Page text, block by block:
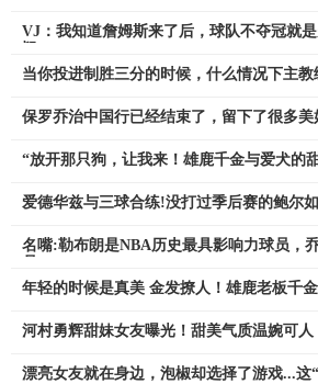
VJ：我知道詹姆斯来了后，球队不夺冠就
当你投进制胜三分的时候，什么情况下主
保罗乔治中国行已经结束了，留下了很多美
“放开那只狗，让我来！雄鹿千金与爱犬的
爱德华兹与三球合练!没打过季后赛的鲍尔
名嘴:勒布朗是NBA历史最具影响力球员，
年轻的时候是真美 金发撩人！雄鹿老板千金
河村勇辉甜妹女友曝光！甜美气质温婉可
漂亮女友就在身边，泡椒却选择了游戏...这